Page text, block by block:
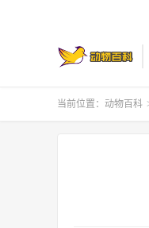
当前位置： 动物百科